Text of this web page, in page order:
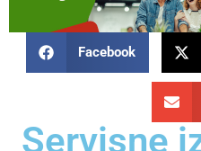
Facebook
Servisne